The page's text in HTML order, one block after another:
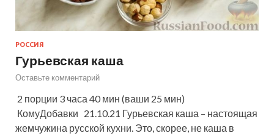
РОССИЯ
Гурьевская каша
Оставьте комментарий
2 порции 3 часа 40 мин (ваши 25 мин)
КомуДобавки 21.10.21 Гурьевская каша – настоящая
жемчужина русской кухни. Это, скорее, не каша в